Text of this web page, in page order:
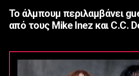
Το άλμπουμ περιλαμβάνει
από τους Mike Inez και C.C.